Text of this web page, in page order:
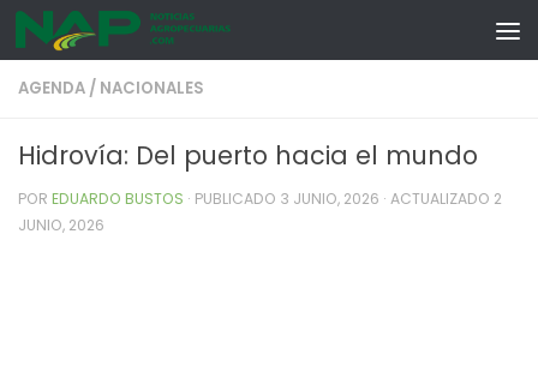
Skip to content
AGENDA / NACIONALES
Hidrovía: Del puerto hacia el mundo
POR EDUARDO BUSTOS · PUBLICADO 3 JUNIO, 2026 · ACTUALIZADO 2
JUNIO, 2026